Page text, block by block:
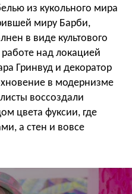
из кукольного мира
миру Барби,
в виде культового
над локацией
Гринвуд и декоратор
в модернизме
воссоздали
цвета фуксии, где
а стен и вовсе